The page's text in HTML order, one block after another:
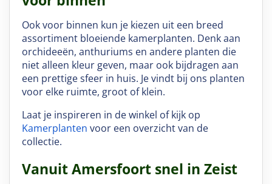
Ook voor binnen kun je kiezen uit een breed
assortiment bloeiende kamerplanten. Denk aan
orchideeën, anthuriums en andere planten die
niet alleen kleur geven, maar ook bijdragen aan
een prettige sfeer in huis. Je vindt bij ons planten
voor elke ruimte, groot of klein.
Laat je inspireren in de winkel of kijk op
Kamerplanten voor een overzicht van de
collectie.
Vanuit Amersfoort snel in Zeist